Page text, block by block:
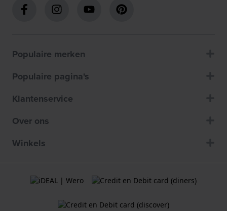
Populaire merken
Populaire pagina's
Klantenservice
Over ons
Winkels